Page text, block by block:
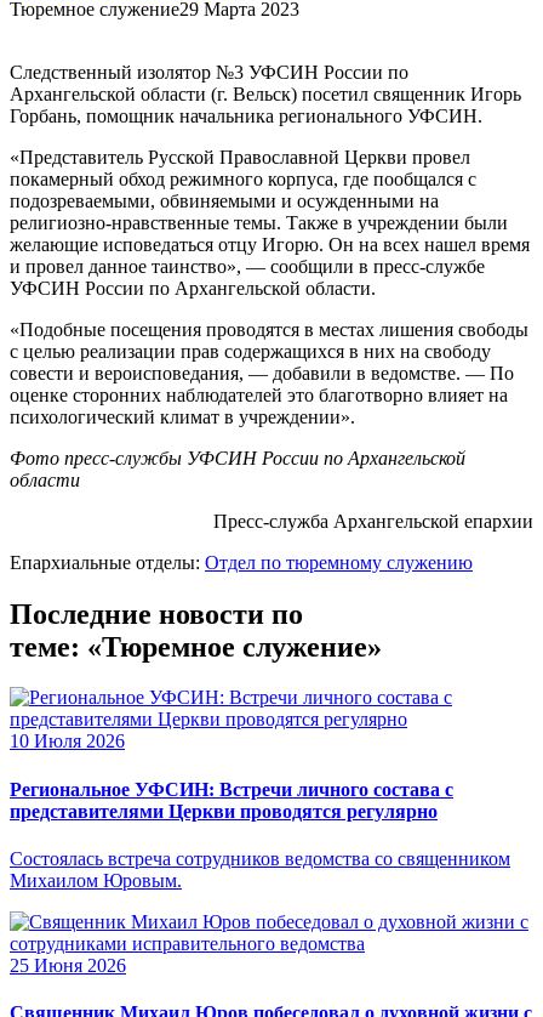
Тюремное служение29 Марта 2023
Следственный изолятор №3 УФСИН России по
Архангельской области (г. Вельск) посетил священник Игорь
Горбань, помощник начальника регионального УФСИН.
«Представитель Русской Православной Церкви провел
покамерный обход режимного корпуса, где пообщался с
подозреваемыми, обвиняемыми и осужденными на
религиозно-нравственные темы. Также в учреждении были
желающие исповедаться отцу Игорю. Он на всех нашел время
и провел данное таинство», — сообщили в пресс-службе
УФСИН России по Архангельской области.
«Подобные посещения проводятся в местах лишения свободы
с целью реализации прав содержащихся в них на свободу
совести и вероисповедания, — добавили в ведомстве. — По
оценке сторонних наблюдателей это благотворно влияет на
психологический климат в учреждении».
Фото пресс-службы УФСИН России по Архангельской
области
Пресс-служба Архангельской епархии
Епархиальные отделы: Отдел по тюремному служению
Последние новости по
теме: «Тюремное служение»
10 Июля 2026
Региональное УФСИН: Встречи личного состава с
представителями Церкви проводятся регулярно
Состоялась встреча сотрудников ведомства со священником
Михаилом Юровым.
25 Июня 2026